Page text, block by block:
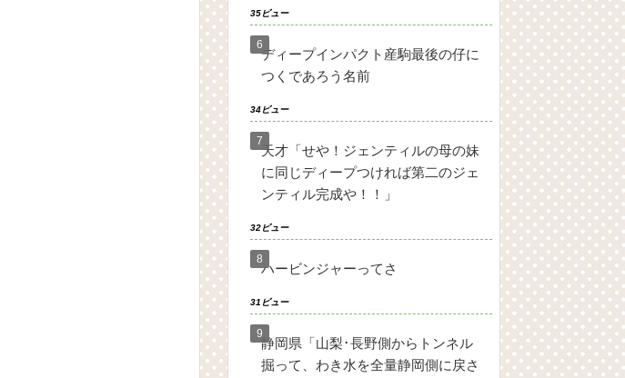
35ビュー
ディープインパクト産駒最後の仔に
つくであろう名前
34ビュー
天才「せや！ジェンティルの母の妹
に同じディープつければ第二のジェ
ンティル完成や！！」
32ビュー
ハービンジャーってさ
31ビュー
静岡県「山梨･長野側からトンネル
掘って、わき水を全量静岡側に戻さ